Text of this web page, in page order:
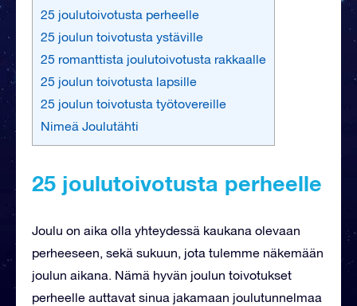
25 joulutoivotusta perheelle
25 joulun toivotusta ystäville
25 romanttista joulutoivotusta rakkaalle
25 joulun toivotusta lapsille
25 joulun toivotusta työtovereille
Nimeä Joulutähti
25 joulutoivotusta perheelle
Joulu on aika olla yhteydessä kaukana olevaan
perheeseen, sekä sukuun, jota tulemme näkemään
joulun aikana. Nämä hyvän joulun toivotukset
perheelle auttavat sinua jakamaan joulutunnelmaa